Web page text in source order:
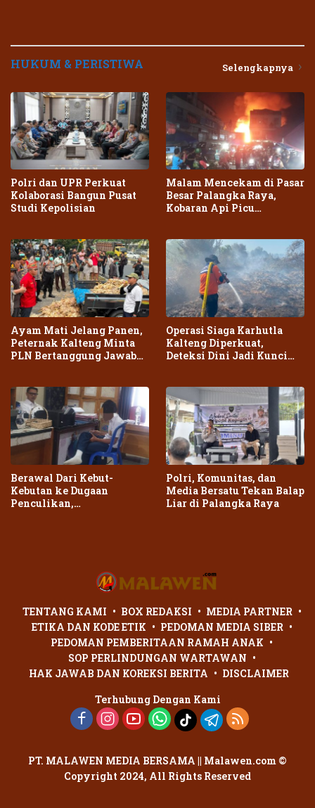
HUKUM & PERISTIWA Selengkapnya
Polri dan UPR Perkuat
Kolaborasi Bangun Pusat
Studi Kepolisian
Malam Mencekam di Pasar
Besar Palangka Raya,
Kobaran Api Picu
Ayam Mati Jelang Panen,
Peternak Kalteng Minta
PLN Bertanggung Jawab
Operasi Siaga Karhutla
Kalteng Diperkuat,
Deteksi Dini Jadi Kunci
Berawal Dari Kebut-
Kebutan ke Dugaan
Penculikan,
Polri, Komunitas, dan
Media Bersatu Tekan Balap
Liar di Palangka Raya
TENTANG KAMI BOX REDAKSI
MEDIA PARTNER
ETIKA DAN KODE ETIK
PEDOMAN MEDIA SIBER
PEDOMAN PEMBERITAAN RAMAH ANAK
SOP PERLINDUNGAN WARTAWAN
HAK JAWAB DAN KOREKSI BERITA
DISCLAIMER
Terhubung Dengan Kami
PT. MALAWEN MEDIA BERSAMA || Malawen.com ©
Copyright 2024, All Rights Reserved